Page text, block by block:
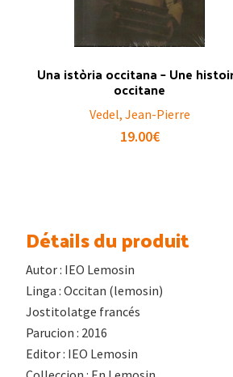
Una istòria occitana – Une
occitane
Vedel, Jean-Pierre
19.00€
Détails du produit
Autor : IEO Lemosin
Linga : Occitan (lemosin)
Jostitolatge francés
Parucion : 2016
Editor : IEO Lemosin